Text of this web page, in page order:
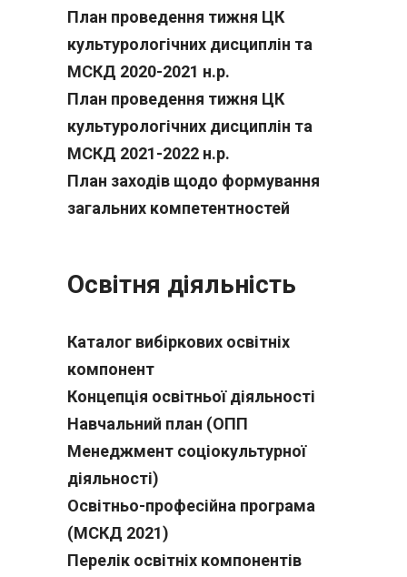
План проведення тижня ЦК
культурологічних дисциплін та
МСКД 2020-2021 н.р.
План проведення тижня ЦК
культурологічних дисциплін та
МСКД 2021-2022 н.р.
План заходів щодо формування
загальних компетентностей
Освітня діяльність
Каталог вибіркових освітніх
компонент
Концепція освітньої діяльності
Навчальний план (ОПП
Менеджмент соціокультурної
діяльності)
Освітньо-професійна програма
(МСКД 2021)
Перелік освітніх компонентів